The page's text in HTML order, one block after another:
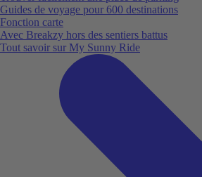
Guides de voyage pour 600 destinations
Fonction carte
Avec Breakzy hors des sentiers battus
Tout savoir sur My Sunny Ride